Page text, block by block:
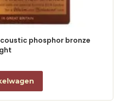
phosphor bronze